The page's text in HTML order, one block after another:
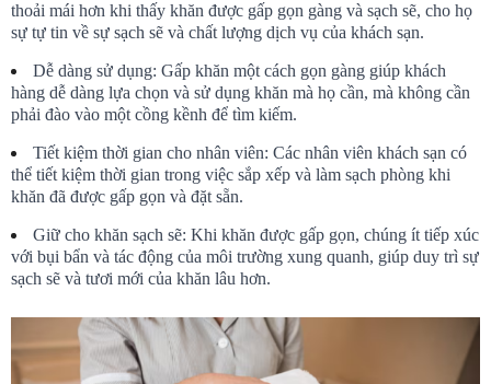
thoải mái hơn khi thấy khăn được gấp gọn gàng và sạch sẽ, cho họ
sự tự tin về sự sạch sẽ và chất lượng dịch vụ của khách sạn.
Dễ dàng sử dụng: Gấp khăn một cách gọn gàng giúp khách
hàng dễ dàng lựa chọn và sử dụng khăn mà họ cần, mà không cần
phải đào vào một cồng kềnh để tìm kiếm.
Tiết kiệm thời gian cho nhân viên: Các nhân viên khách sạn có
thể tiết kiệm thời gian trong việc sắp xếp và làm sạch phòng khi
khăn đã được gấp gọn và đặt sẵn.
Giữ cho khăn sạch sẽ: Khi khăn được gấp gọn, chúng ít tiếp xúc
với bụi bẩn và tác động của môi trường xung quanh, giúp duy trì sự
sạch sẽ và tươi mới của khăn lâu hơn.